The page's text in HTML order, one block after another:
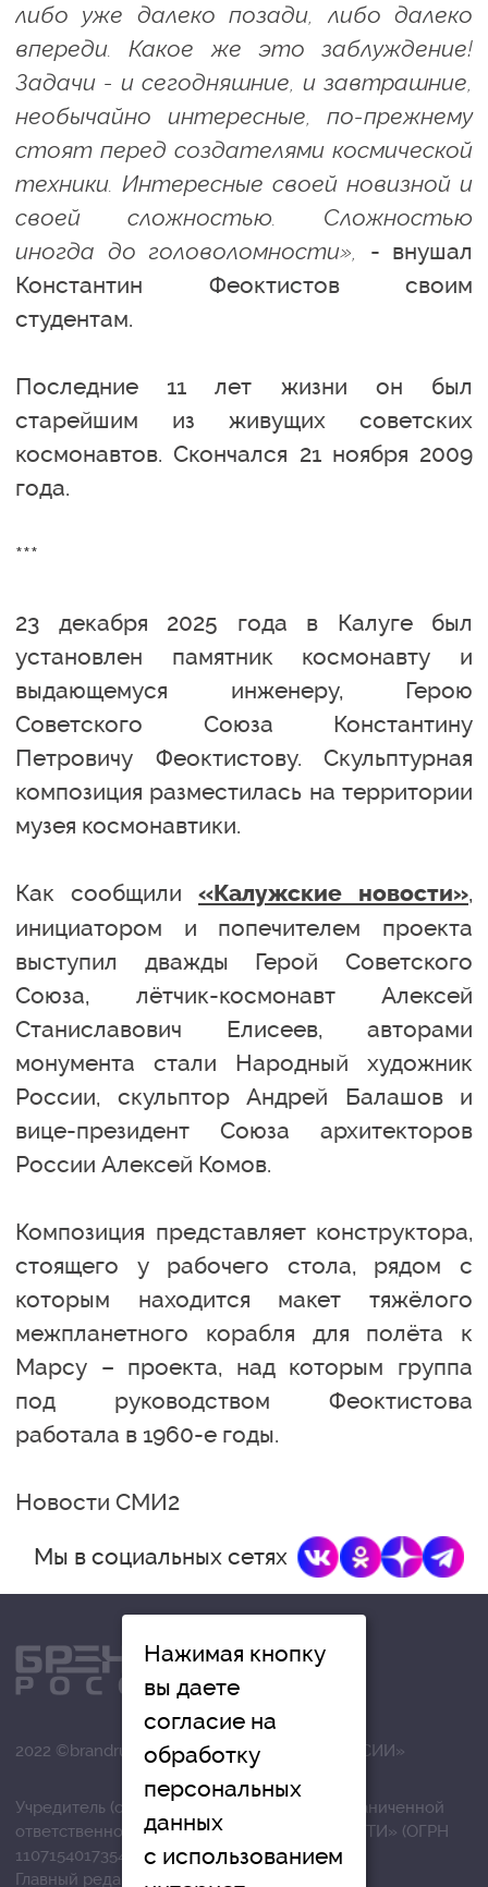
либо уже далеко позади, либо далеко
впереди. Какое же это заблуждение!
Задачи - и сегодняшние, и завтрашние,
необычайно интересные, по-прежнему
стоят перед создателями космической
техники. Интересные своей новизной и
своей сложностью. Сложностью
иногда до головоломности»,
- внушал
Константин Феоктистов своим
студентам.
Последние 11 лет жизни он был
старейшим из живущих советских
космонавтов. Скончался 21 ноября 2009
года.
***
23 декабря 2025 года в Калуге был
установлен памятник космонавту и
выдающемуся инженеру, Герою
Советского Союза Константину
Петровичу Феоктистову. Скульптурная
композиция разместилась на территории
музея космонавтики.
Как сообщили «Калужские новости»,
инициатором и попечителем проекта
выступил дважды Герой Советского
Союза, лётчик-космонавт Алексей
Станиславович Елисеев, авторами
монумента стали Народный художник
России, скульптор Андрей Балашов и
вице-президент Союза архитекторов
России Алексей Комов.
Композиция представляет конструктора,
стоящего у рабочего стола, рядом с
которым находится макет тяжёлого
межпланетного корабля для полёта к
Марсу – проекта, над которым группа
под руководством Феоктистова
работала в 1960-е годы.
Новости СМИ2
Мы в социальных сетях
2022 ©brandrussia.online | СИ «БРЕНДЫ РОССИИ»
Учредитель (соучредители): Общество с ограниченной
ответственностью «РЕГИОНАЛЬНЫЕ НОВОСТИ» (ОГРН
1107154017354)
Главный редактор: Вострикова О.Г.
Нажимая кнопку
вы даете
согласие на
обработку
персональных
данных
с использованием